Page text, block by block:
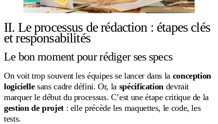
II. Le processus de rédaction : étapes clés
et responsabilités
Le bon moment pour rédiger ses specs
On voit trop souvent les équipes se lancer dans la conception
logiciellesans cadre défini. Or, la spécification devrait
marquer le début du processus. C’est une étape critique de la
gestion de projet: elle précède les maquettes, le code, les
tests.